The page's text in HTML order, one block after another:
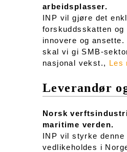
arbeidsplasser.
INP vil gjøre det
forskuddsskatten
innovere og
skal vi gi SMB-
nasjonal vekst., Les
Leverandør
Norsk
maritime verden.
INP vil styrke
vedlikeholdes i